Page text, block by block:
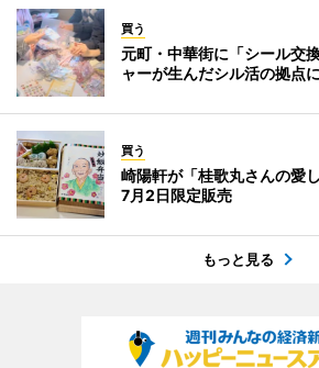
買う
元町・中華街に「シール
ャーが生んだシル活の拠点
買う
崎陽軒が「桂歌丸さんの愛
7月2日限定販売
もっと見る